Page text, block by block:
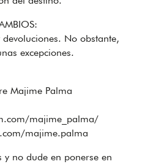
No obstante,
excepciones.
Majime Palma
majime_palma/
majime.palma
no dude en ponerse en